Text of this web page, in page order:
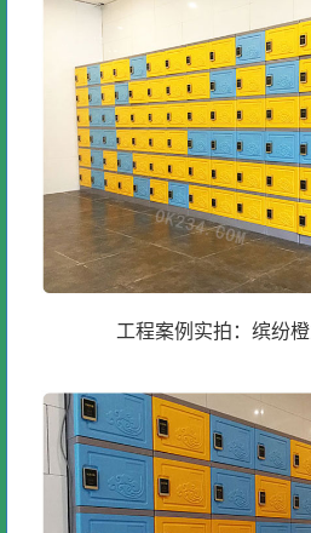
工程案例实拍：缤纷